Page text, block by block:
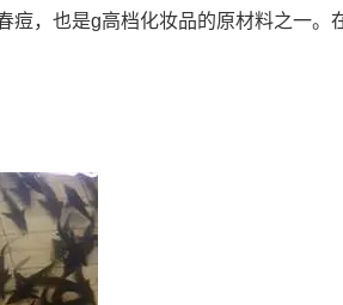
痘，也是g高档化妆品的原材料之一。